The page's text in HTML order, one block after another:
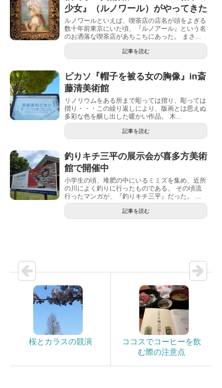
少女』（ルノワール）がやってきた
ルノワールといえば、喫茶店の店名が頭をよぎる
数十年前東京にいた頃、『ルノアール』という名
のお洒落な喫茶店があちこちにあった。 まさ...
記事を読む
ピカソ『帽子を被る女の胸像』in斎
藤清美術館
リノリウムをある所まで彫っては摺り、彫っては
摺り・・・この繰り返しにより、版画とは思えぬ
多彩な色を醸し出した暖かい作品。 木...
記事を読む
釣りキチ三平の展示会が喜多方美術
館で開催中
小学生の頃、堆肥の中にいるミミズを集め、近所
の川によく釣りに行ったものである。 その頃流
行ったマンガが、『釣りキチ三平』だった。 ...
記事を読む
桜とカラスの競演
ココスでコーヒーを飲
む際の注意点